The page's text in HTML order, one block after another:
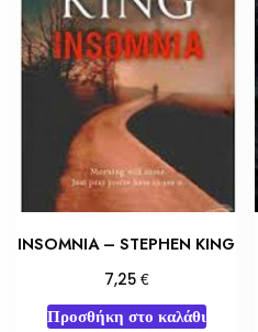
INSOMNIA – STEPHEN KING
7,25 €
Προσθήκη στο καλάθι